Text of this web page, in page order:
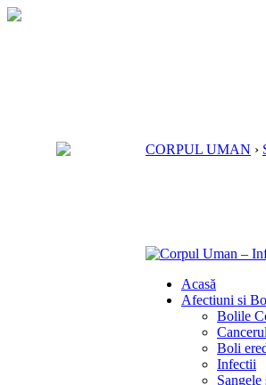
CORPUL UMAN ›
Acasă
Afectiuni si
Bolile
Cancerul
Boli
Infectii